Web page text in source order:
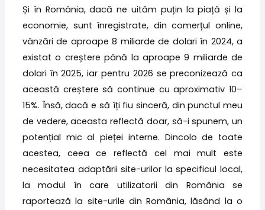
Și în România, dacă ne uităm puțin la piață și la
economie, sunt înregistrate, din comerțul online,
vânzări de aproape 8 miliarde de dolari în 2024, a
existat o creștere până la aproape 9 miliarde de
dolari în 2025, iar pentru 2026 se preconizează ca
această creștere să continue cu aproximativ 10–
15%. Însă, dacă e să îți fiu sinceră, din punctul meu
de vedere, aceasta reflectă doar, să-i spunem, un
potențial mic al pieței interne. Dincolo de toate
acestea, ceea ce reflectă cel mai mult este
necesitatea adaptării site-urilor la specificul local,
la modul în care utilizatorii din România se
raportează la site-urile din România, lăsând la o